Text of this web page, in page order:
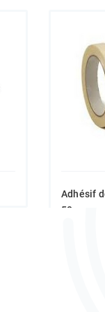
Adhésif
50m